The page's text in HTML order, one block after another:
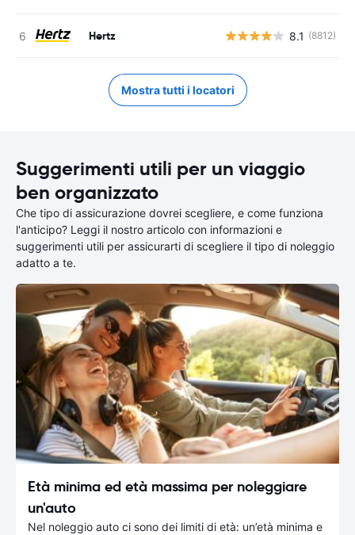
Hertz 8.1 (8812)
Mostra tutti i locatori
Suggerimenti utili per un viaggio
ben organizzato
Che tipo di assicurazione dovrei scegliere, e come funziona
l'anticipo? Leggi il nostro articolo con informazioni e
suggerimenti utili per assicurarti di scegliere il tipo di noleggio
adatto a te.
Età minima ed età massima per noleggiare
un'auto
Nel noleggio auto ci sono dei limiti di età: un’età minima e